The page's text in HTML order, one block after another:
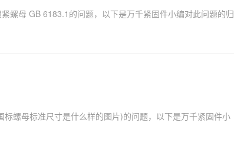
螺母 GB 6183.1的问题，以下是万千紧固件小编对此问题的归
螺母标准尺寸是什么样的图片)的问题，以下是万千紧固件小